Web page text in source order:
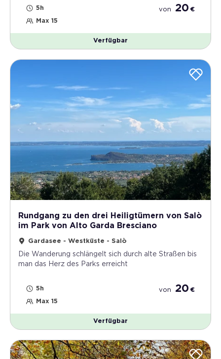
5h
Max 15
von 20 €
Verfügbar
Rundgang zu den drei Heiligtümern von Salò
im Park von Alto Garda Bresciano
Gardasee - Westküste - Salò
Die Wanderung schlängelt sich durch alte Straßen bis
man das Herz des Parks erreicht
5h
Max 15
von 20 €
Verfügbar